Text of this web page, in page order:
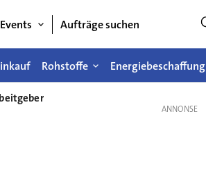
Events Aufträge suchen
Rohstoffe Energiebeschaffung